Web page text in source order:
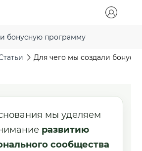
бонусную программу
Для чего мы создали
мы уделяем
развитию
сообщества